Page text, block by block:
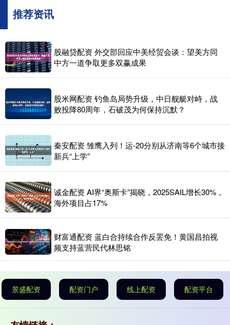
推荐资讯
股融贷配资 外交部回应中美经贸会谈：望美方同
中方一道争取更多双赢成果
股米网配资 钓鱼岛局势升级，中日舰艇对峙，战
败投降80周年，石破茂为何保持沉默？
秦安配资 雏鹰入列！运-20分别从济南等6个城市接
新兵“上学”
诚金配资 AI界“奥斯卡”揭晓，2025SAIL增长30%，
海外项目占17%
财富通配资 蓝白合持续合作反罢免！黄国昌拍视
频支持蓝营民代林思铭
景盛配资 配资门户 线上配资 配资平台